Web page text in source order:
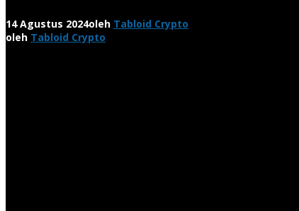
14 Agustus 2024oleh Tabloid Crypto
oleh Tabloid Crypto